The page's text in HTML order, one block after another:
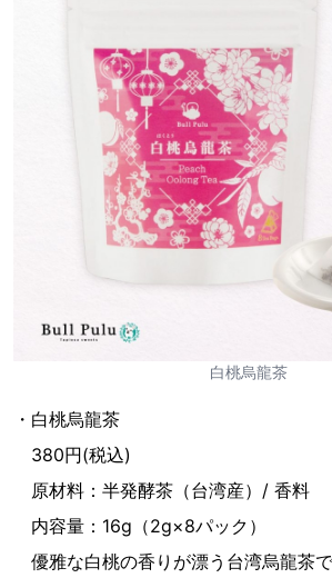
白桃烏龍茶
・白桃烏龍茶
380円(税込)
原材料：半発酵茶（台湾産）/ 香料
内容量：16g（2g×8パック）
優雅な白桃の香りが漂う台湾烏龍茶